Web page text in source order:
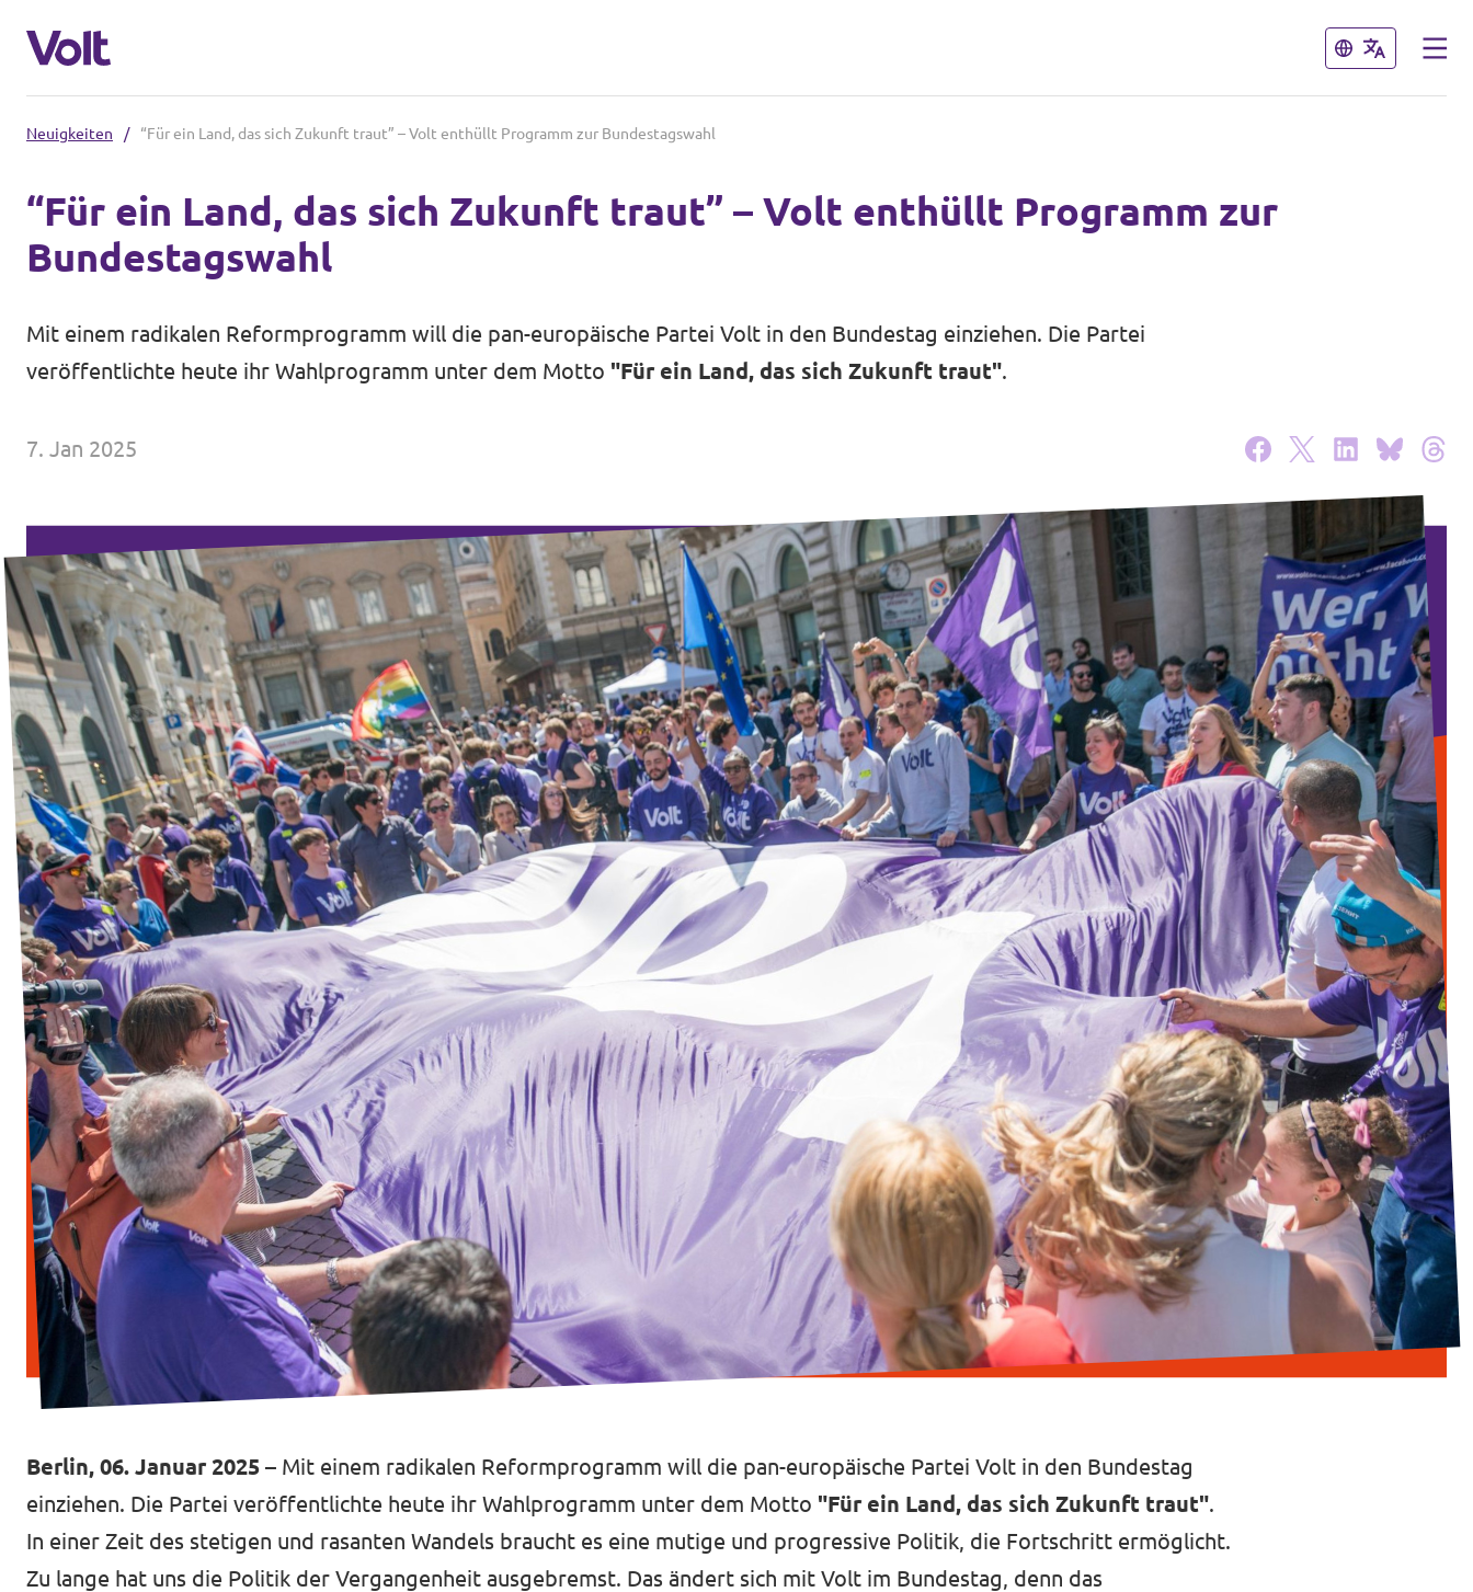
Schließen
Lokale Teams
Website
Volt Deutschland Merchandise Shop
Schließen
Programm
Über Volt
Menschen
Unsere Events
Mache bei uns mit!
Deine Spende für Volt!
Jobs bei Volt
Unsere Teams in BW
Transparenz
Datenschutz
Impressum
Neuigkeiten / “Für ein Land, das sich Zukunft traut” – Volt enthüllt Programm zur Bundestagswahl
“Für ein Land, das sich Zukunft traut” – Volt enthüllt Programm zur
Bundestagswahl
Mit einem radikalen Reformprogramm will die pan-europäische Partei Volt in den Bundestag einziehen. Die Partei
veröffentlichte heute ihr Wahlprogramm unter dem Motto "Für ein Land, das sich Zukunft traut".
7. Jan 2025
Berlin, 06. Januar 2025 – Mit einem radikalen Reformprogramm will die pan-europäische Partei Volt in den Bundestag
einziehen. Die Partei veröffentlichte heute ihr Wahlprogramm unter dem Motto "Für ein Land, das sich Zukunft traut".
In einer Zeit des stetigen und rasanten Wandels braucht es eine mutige und progressive Politik, die Fortschritt ermöglicht.
Zu lange hat uns die Politik der Vergangenheit ausgebremst. Das ändert sich mit Volt im Bundestag, denn das